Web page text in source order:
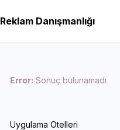
Reklam Danışmanlığı
Error: Sonuç bulunamadı
Uygulama Otelleri